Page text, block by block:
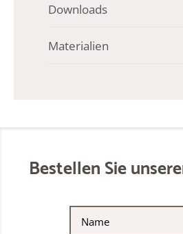
Downloads
Materialien
Bestellen Sie